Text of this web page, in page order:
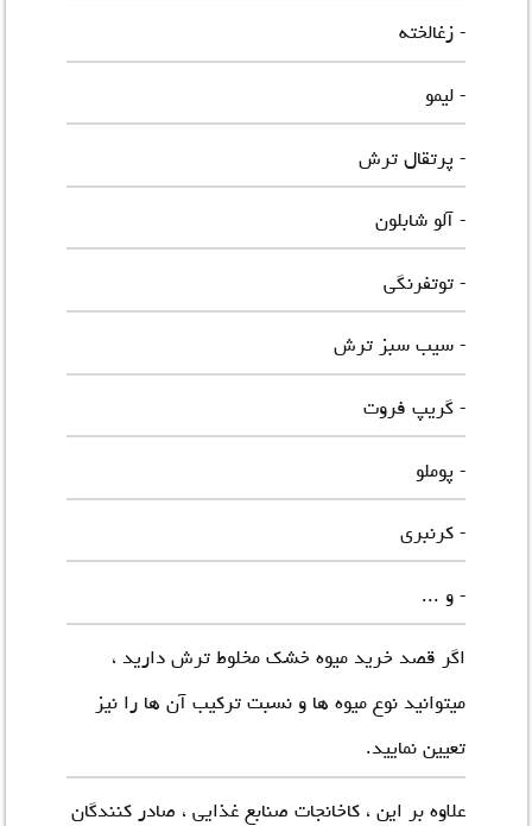
- زغالخته
- لیمو
- پرتقال ترش
- آلو شابلون
- توتفرنگی
- سیب سبز ترش
- گریپ فروت
- پوملو
- کرنبری
- و ...
اگر قصد خریدمیوه خشک مخلوط ترشدارید ،
میتوانید نوع میوه ها و نسبت ترکیب آن ها را نیز
تعیین نمایید.
علاوه بر این ، کاخانجات صنابع غذایی ، صادر کنندگان